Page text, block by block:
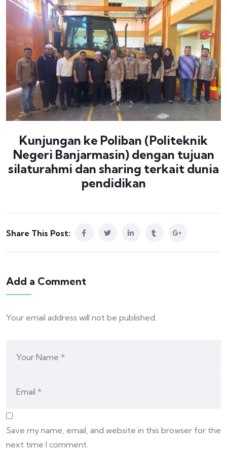
Kunjungan ke Poliban (Politeknik
Negeri Banjarmasin) dengan tujuan
silaturahmi dan sharing terkait dunia
pendidikan
Share This Post:
Add a Comment
Your email address will not be published.
Save my name, email, and website in this browser for the
next time I comment.